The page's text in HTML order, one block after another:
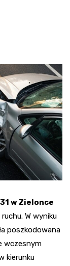
w Zielonce
W wyniku
poszkodowana
wczesnym
kierunku